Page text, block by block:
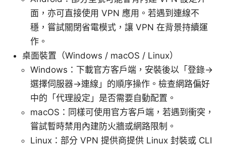
面，亦可直接使用 VPN 應用。若遇到連線不
穩，嘗試關閉省電模式，讓 VPN 在背景持續運
作。
桌面裝置（Windows / macOS / Linux）
Windows：下載官方客戶端，安裝後以「登錄→
選擇伺服器→連線」的順序操作。檢查網路偏好
中的「代理設定」是否需要自動配置。
macOS：同樣可使用官方客戶端，若遇到衝突，
嘗試暫時禁用內建防火牆或網路限制。
Linux：部分 VPN 提供商提供 Linux 封裝或 CLI